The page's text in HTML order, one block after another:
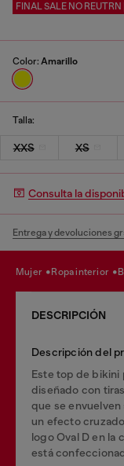
FINAL SALE NO
Color: Amarillo
Talla:
XXS XS
Consulta la
Entrega y devoluciones
mujer ropa interior
DESCRIPCIÓN
Descripción del
Este top de bikini
diseñado con
que se
un efecto
logo Oval D en la
está